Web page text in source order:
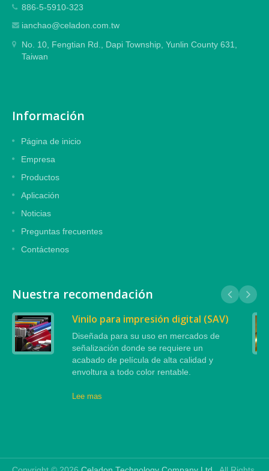
886-5-5910-323
ianchao@celadon.com.tw
No. 10, Fengtian Rd., Dapi Township, Yunlin County 631,
Taiwan
Información
Página de inicio
Empresa
Productos
Aplicación
Noticias
Preguntas frecuentes
Contáctenos
Nuestra recomendación
Vinilo para impresión digital (SAV)
Diseñada para su uso en mercados de
señalización donde se requiere un
acabado de película de alta calidad y
envoltura a todo color rentable.
Lee mas